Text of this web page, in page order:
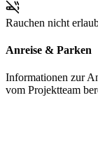
Rauchen nicht
Anreise & Parken
Informationen zur
vom Projektteam